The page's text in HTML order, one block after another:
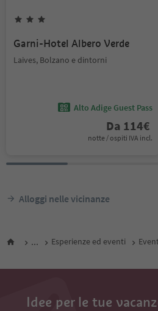
Garni-Hotel Albero Verde
Laives, Bolzano e dintorni
Alto Adige Guest Pass
Da 114€
notte / ospiti IVA incl.
Alloggi nelle vicinanze
... Esperienze ed eventi
Idee per le tue